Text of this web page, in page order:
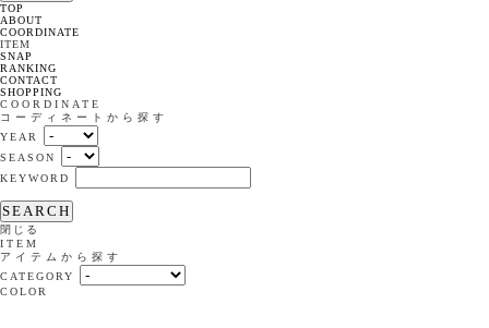
TOP
ABOUT
COORDINATE
ITEM
SNAP
RANKING
CONTACT
SHOPPING
COORDINATE
コーディネートから探す
YEAR
SEASON
KEYWORD
SEARCH
閉じる
ITEM
アイテムから探す
CATEGORY
COLOR